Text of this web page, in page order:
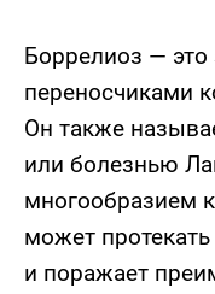
Боррелиоз — это
переносчиками
Он также
или болезнью
многообразием
может
и поражает